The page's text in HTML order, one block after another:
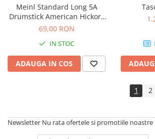
CD Playere DJ
Mixere DJ
Cabluri si conectori
Meinl Standard Long 5A
Drumstick American Hickory
SB103
69,00 RON
IN STOC
ADAUGA IN COS
1 2
Newsletter Nu rata ofertele si promotiile noastre